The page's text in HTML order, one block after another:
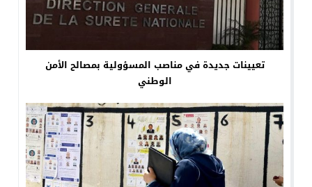
تعيينات جديدة في مناصب المسؤولية بمصالح الأمن
الوطني